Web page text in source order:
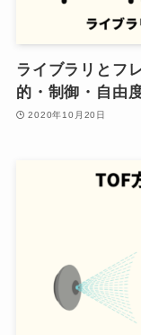
ライブラリとフ
的・制御・自由
2020年10月20日